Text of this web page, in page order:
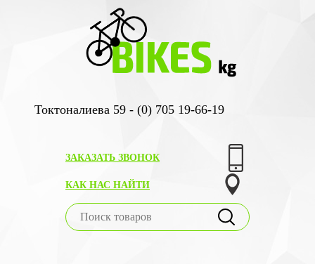
Токтоналиева 59 - (0) 705 19-66-19
ЗАКАЗАТЬ ЗВОНОК
КАК НАС НАЙТИ